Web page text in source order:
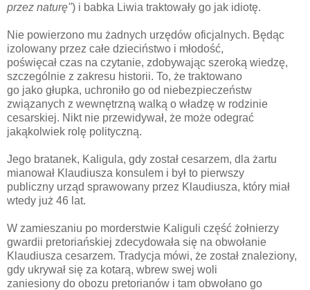
przez naturę") i babka Liwia traktowały go jak idiotę.
Nie powierzono mu żadnych urzędów oficjalnych. Będąc
izolowany przez całe dzieciństwo i młodość,
poświęcał czas na czytanie, zdobywając szeroką wiedzę,
szczególnie z zakresu historii. To, że traktowano
go jako głupka, uchroniło go od niebezpieczeństw
związanych z wewnętrzną walką o władzę w rodzinie
cesarskiej. Nikt nie przewidywał, że może odegrać
jakąkolwiek rolę polityczną.
Jego bratanek, Kaligula, gdy został cesarzem, dla żartu
mianował Klaudiusza konsulem i był to pierwszy
publiczny urząd sprawowany przez Klaudiusza, który miał
wtedy już 46 lat.
W zamieszaniu po morderstwie Kaliguli część żołnierzy
gwardii pretoriańskiej zdecydowała się na obwołanie
Klaudiusza cesarzem. Tradycja mówi, że został znaleziony,
gdy ukrywał się za kotarą, wbrew swej woli
zaniesiony do obozu pretorianów i tam obwołano go